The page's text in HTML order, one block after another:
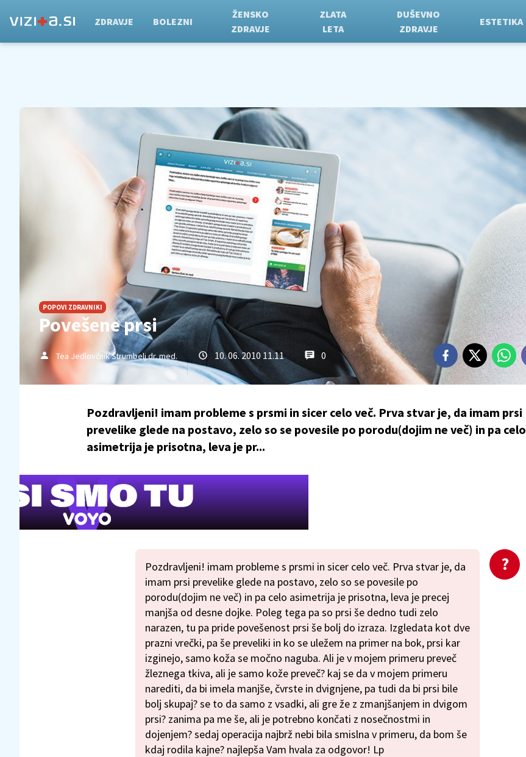
ZDRAVJE BOLEZNI
ŽENSKO
ZDRAVJE
ZLATA
LETA
DUŠEVNO
ZDRAVJE
ESTETIKA
POPOVI ZDRAVNIKI
Povešene prsi
Tea Jedlovčnik Štrumbelj dr. med. 10. 06. 2010 11.11 0
Pozdravljeni! imam probleme s prsmi in sicer celo več. Prva stvar je, da imam prsi
prevelike glede na postavo, zelo so se povesile po porodu(dojim ne več) in pa celo
asimetrija je prisotna, leva je pr...
Pozdravljeni! imam probleme s prsmi in sicer celo več. Prva stvar je, da
imam prsi prevelike glede na postavo, zelo so se povesile po
porodu(dojim ne več) in pa celo asimetrija je prisotna, leva je precej
manjša od desne dojke. Poleg tega pa so prsi še dedno tudi zelo
narazen, tu pa pride povešenost prsi še bolj do izraza. Izgledata kot dve
prazni vrečki, pa še preveliki in ko se uležem na primer na bok, prsi kar
izginejo, samo koža se močno naguba. Ali je v mojem primeru preveč
žleznega tkiva, ali je samo kože preveč? kaj se da v mojem primeru
narediti, da bi imela manjše, čvrste in dvignjene, pa tudi da bi prsi bile
bolj skupaj? se to da samo z vsadki, ali gre že z zmanjšanjem in dvigom
prsi? zanima pa me še, ali je potrebno končati z nosečnostmi in
dojenjem? sedaj operacija najbrž nebi bila smislna v primeru, da bom še
kdaj rodila kajne? najlepša Vam hvala za odgovor! Lp